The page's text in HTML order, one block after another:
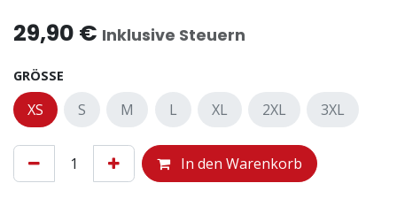
29,90 € Inklusive Steuern
GRÖSSE
XS S M L XL 2XL 3XL
In den Warenkorb